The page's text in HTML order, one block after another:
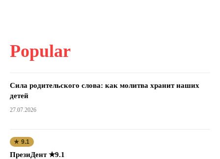
Popular
Сила родительского слова: как молитва хранит наших
детей
27.07.2026
★ 9.1
ПрезиДент ★9.1